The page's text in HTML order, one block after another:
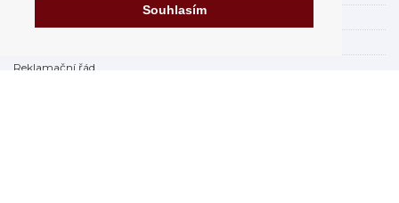
Souhlasím
Reklamační řád